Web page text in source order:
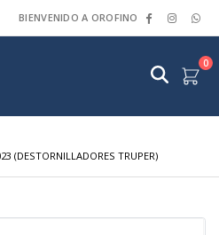
BIENVENIDO A OROFINO
0
(DESTORNILLADORES TRUPER)